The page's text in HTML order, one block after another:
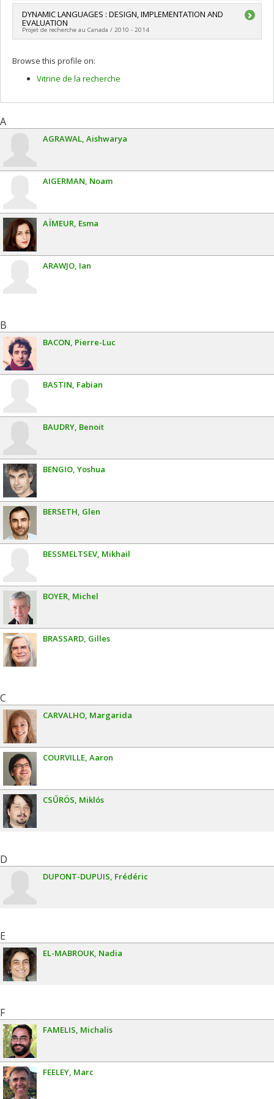
Lead researcher :Marc Feeley
Funding sources:
CRSNG/Conseil de recherches en sciences
naturelles et génie du Canada (CRSNG)
la découverte individuelle ou de groupe
DYNAMIC LANGUAGES : DESIGN, IMPLEMENTATION AND
EVALUATION
Projet de recherche au Canada / 2010 - 2014
Browse this profile on:
Vitrine de la recherche
A
AGRAWAL Aishwarya
AIGERMAN Noam
AÏMEUR Esma
ARAWJO Ian
B
BACON Pierre-Luc
BASTIN Fabian
BAUDRY Benoit
BENGIO Yoshua
BERSETH Glen
BESSMELTSEV Mikhail
BOYER Michel
BRASSARD Gilles
C
CARVALHO Margarida
COURVILLE Aaron
CSŰRÖS Miklós
D
DUPONT-DUPUIS Frédéric
E
EL-MABROUK Nadia
F
FAMELIS Michalis
FEELEY Marc